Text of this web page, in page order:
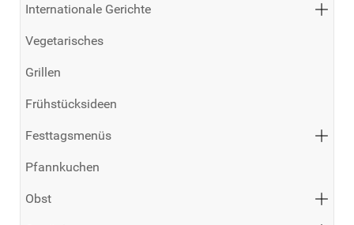
Internationale Gerichte
Vegetarisches
Grillen
Frühstücksideen
Festtagsmenüs
Pfannkuchen
Obst